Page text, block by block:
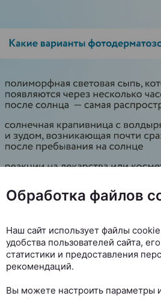
распространенных
Обработка файлов
Наш сайт использует файлы
удобства пользователей сайта,
статистики и предоставления
рекомендаций.
Вы можете настроить параметры